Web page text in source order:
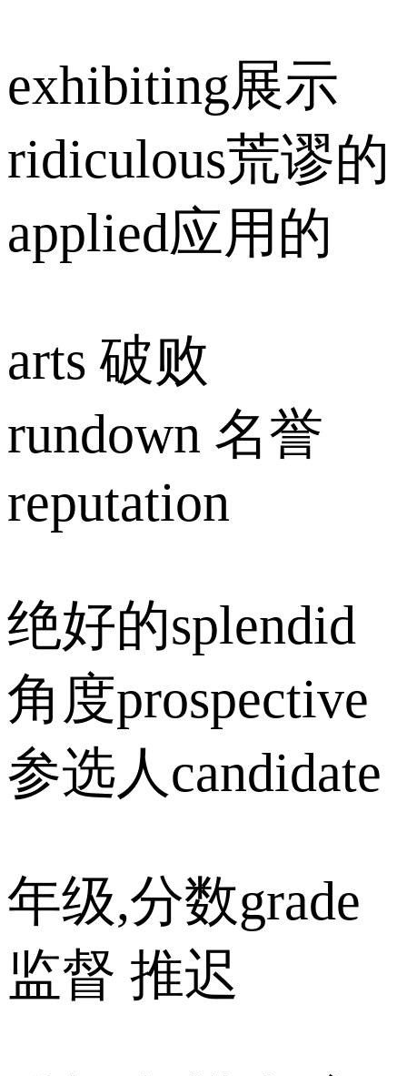
exhibiting展示
ridiculous荒谬的
applied应用的
arts 破败
rundown 名誉
reputation
绝好的splendid
角度prospective
参选人candidate
年级,分数grade
监督 推迟